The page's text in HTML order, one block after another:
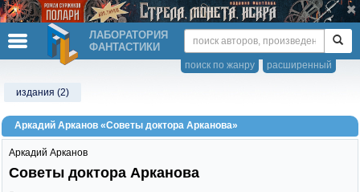
ЛАБОРАТОРИЯ
ФАНТАСТИКИ
расширенный
поиск по жанру
издания (2)
Аркадий Арканов «Советы доктора Арканова»
Аркадий Арканов
Советы доктора Арканова